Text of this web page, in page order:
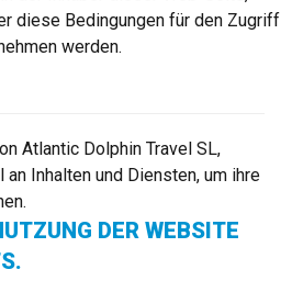
diese Bedingungen für den Zugriff
werden.
Atlantic Dolphin Travel SL,
Inhalten und Diensten, um ihre
DER WEBSITE